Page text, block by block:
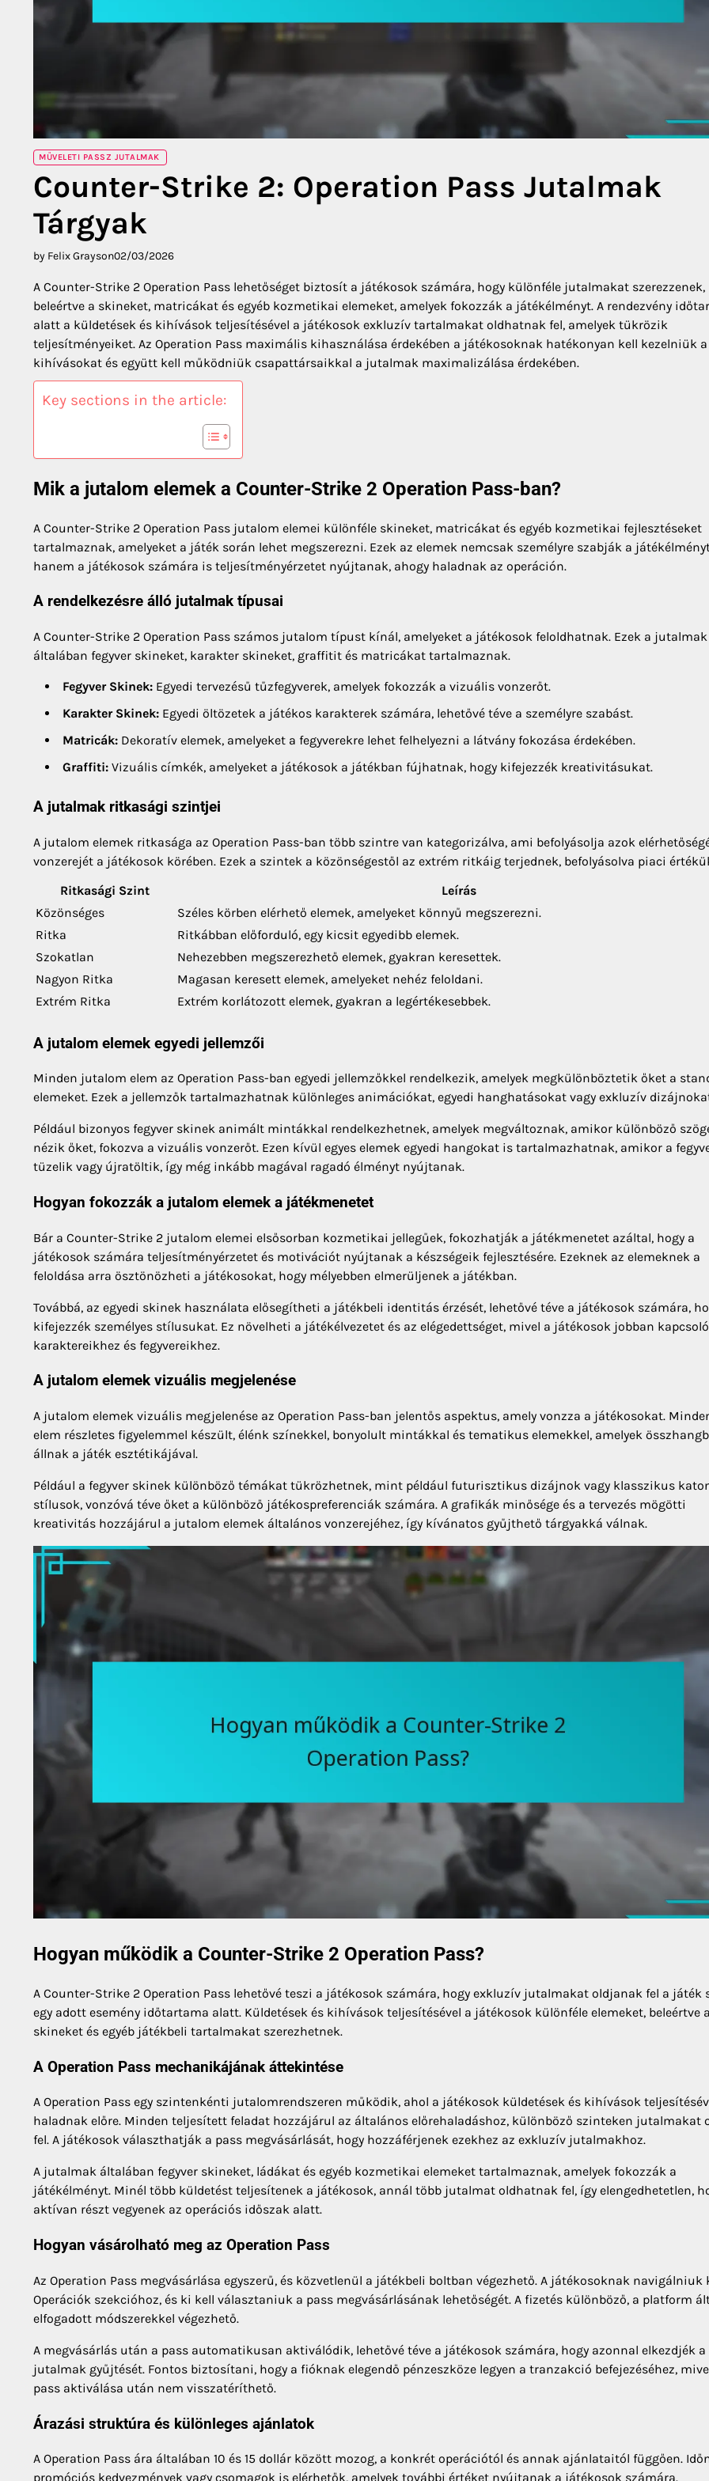
MŰVELETI PASSZ JUTALMAK
Counter-Strike 2: Operation Pass Jutalmak
Tárgyak
by Felix Grayson02/03/2026
A Counter-Strike 2 Operation Pass lehetőséget biztosít a játékosok számára, hogy különféle jutalmakat szerezzenek,
beleértve a skineket, matricákat és egyéb kozmetikai elemeket, amelyek fokozzák a játékélményt. A rendezvény
alatt a küldetések és kihívások teljesítésével a játékosok exkluzív tartalmakat oldhatnak fel, amelyek tükrözik
teljesítményeiket. Az Operation Pass maximális kihasználása érdekében a játékosoknak hatékonyan kell kezelniük a
kihívásokat és együtt kell működniük csapattársaikkal a jutalmak maximalizálása érdekében.
Key sections in the article:
Mik a jutalom elemek a Counter-Strike 2 Operation Pass-ban?
A Counter-Strike 2 Operation Pass jutalom elemei különféle skineket, matricákat és egyéb kozmetikai fejlesztéseket
tartalmaznak, amelyeket a játék során lehet megszerezni. Ezek az elemek nemcsak személyre szabják a
hanem a játékosok számára is teljesítményérzetet nyújtanak, ahogy haladnak az operáción.
A rendelkezésre álló jutalmak típusai
A Counter-Strike 2 Operation Pass számos jutalom típust kínál, amelyeket a játékosok feloldhatnak. Ezek a jutalmak
általában fegyver skineket, karakter skineket, graffitit és matricákat tartalmaznak.
Fegyver Skinek: Egyedi tervezésű tűzfegyverek, amelyek fokozzák a vizuális vonzerőt.
Karakter Skinek: Egyedi öltözetek a játékos karakterek számára, lehetővé téve a személyre szabást.
Matricák: Dekoratív elemek, amelyeket a fegyverekre lehet felhelyezni a látvány fokozása érdekében.
Graffiti: Vizuális címkék, amelyeket a játékosok a játékban fújhatnak, hogy kifejezzék kreativitásukat.
A jutalmak ritkasági szintjei
A jutalom elemek ritkasága az Operation Pass-ban több szintre van kategorizálva, ami befolyásolja azok
vonzerejét a játékosok körében. Ezek a szintek a közönségestől az extrém ritkáig terjednek, befolyásolva piaci
Ritkasági Szint
Leírás
Közönséges
Széles körben elérhető elemek, amelyeket könnyű megszerezni.
Ritka
Ritkábban előforduló, egy kicsit egyedibb elemek.
Szokatlan
Nehezebben megszerezhető elemek, gyakran keresettek.
Nagyon Ritka
Magasan keresett elemek, amelyeket nehéz feloldani.
Extrém Ritka
Extrém korlátozott elemek, gyakran a legértékesebbek.
A jutalom elemek egyedi jellemzői
Minden jutalom elem az Operation Pass-ban egyedi jellemzőkkel rendelkezik, amelyek megkülönböztetik őket a
elemeket. Ezek a jellemzők tartalmazhatnak különleges animációkat, egyedi hanghatásokat vagy exkluzív
Például bizonyos fegyver skinek animált mintákkal rendelkezhetnek, amelyek megváltoznak, amikor különböző
nézik őket, fokozva a vizuális vonzerőt. Ezen kívül egyes elemek egyedi hangokat is tartalmazhatnak, amikor a
tüzelik vagy újratöltik, így még inkább magával ragadó élményt nyújtanak.
Hogyan fokozzák a jutalom elemek a játékmenetet
Bár a Counter-Strike 2 jutalom elemei elsősorban kozmetikai jellegűek, fokozhatják a játékmenetet azáltal, hogy a
játékosok számára teljesítményérzetet és motivációt nyújtanak a készségeik fejlesztésére. Ezeknek az elemeknek a
feloldása arra ösztönözheti a játékosokat, hogy mélyebben elmerüljenek a játékban.
Továbbá, az egyedi skinek használata elősegítheti a játékbeli identitás érzését, lehetővé téve a játékosok számára,
kifejezzék személyes stílusukat. Ez növelheti a játékélvezetet és az elégedettséget, mivel a játékosok jobban
karaktereikhez és fegyvereikhez.
A jutalom elemek vizuális megjelenése
A jutalom elemek vizuális megjelenése az Operation Pass-ban jelentős aspektus, amely vonzza a játékosokat.
elem részletes figyelemmel készült, élénk színekkel, bonyolult mintákkal és tematikus elemekkel, amelyek
állnak a játék esztétikájával.
Például a fegyver skinek különböző témákat tükrözhetnek, mint például futurisztikus dizájnok vagy klasszikus
stílusok, vonzóvá téve őket a különböző játékospreferenciák számára. A grafikák minősége és a tervezés mögötti
kreativitás hozzájárul a jutalom elemek általános vonzerejéhez, így kívánatos gyűjthető tárgyakká válnak.
Hogyan működik a Counter-Strike 2 Operation Pass?
A Counter-Strike 2 Operation Pass lehetővé teszi a játékosok számára, hogy exkluzív jutalmakat oldjanak fel a játék
egy adott esemény időtartama alatt. Küldetések és kihívások teljesítésével a játékosok különféle elemeket, beleértve a
skineket és egyéb játékbeli tartalmakat szerezhetnek.
A Operation Pass mechanikájának áttekintése
A Operation Pass egy szintenkénti jutalomrendszeren működik, ahol a játékosok küldetések és kihívások
haladnak előre. Minden teljesített feladat hozzájárul az általános előrehaladáshoz, különböző szinteken jutalmakat
fel. A játékosok választhatják a pass megvásárlását, hogy hozzáférjenek ezekhez az exkluzív jutalmakhoz.
A jutalmak általában fegyver skineket, ládákat és egyéb kozmetikai elemeket tartalmaznak, amelyek fokozzák a
játékélményt. Minél több küldetést teljesítenek a játékosok, annál több jutalmat oldhatnak fel, így elengedhetetlen,
aktívan részt vegyenek az operációs időszak alatt.
Hogyan vásárolható meg az Operation Pass
Az Operation Pass megvásárlása egyszerű, és közvetlenül a játékbeli boltban végezhető. A játékosoknak navigálniuk
Operációk szekcióhoz, és ki kell választaniuk a pass megvásárlásának lehetőségét. A fizetés különböző, a platform
elfogadott módszerekkel végezhető.
A megvásárlás után a pass automatikusan aktiválódik, lehetővé téve a játékosok számára, hogy azonnal elkezdjék a
jutalmak gyűjtését. Fontos biztosítani, hogy a fióknak elegendő pénzeszköze legyen a tranzakció befejezéséhez,
pass aktiválása után nem visszatéríthető.
Árazási struktúra és különleges ajánlatok
A Operation Pass ára általában 10 és 15 dollár között mozog, a konkrét operációtól és annak ajánlataitól függően.
promóciós kedvezmények vagy csomagok is elérhetők, amelyek további értéket nyújtanak a játékosok számára.